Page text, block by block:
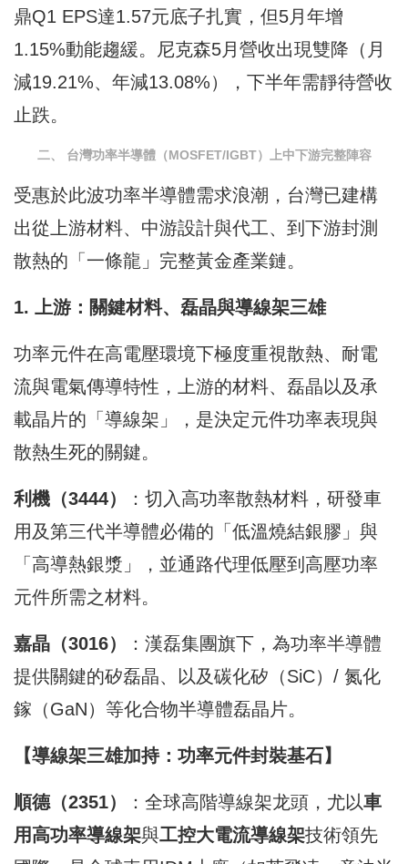
鼎Q1 EPS達1.57元底子扎實，但5月年增
1.15%動能趨緩。尼克森5月營收出現雙降（月
減19.21%、年減13.08%），下半年需靜待營收
止跌。
二、 台灣功率半導體（MOSFET/IGBT）上中下游完整陣容
受惠於此波功率半導體需求浪潮，台灣已建構
出從上游材料、中游設計與代工、到下游封測
散熱的「一條龍」完整黃金產業鏈。
1. 上游：關鍵材料、磊晶與導線架三雄
功率元件在高電壓環境下極度重視散熱、耐電
流與電氣傳導特性，上游的材料、磊晶以及承
載晶片的「導線架」，是決定元件功率表現與
散熱生死的關鍵。
利機（3444）
：切入高功率散熱材料，研發車
用及第三代半導體必備的「低溫燒結銀膠」與
「高導熱銀漿」，並通路代理低壓到高壓功率
元件所需之材料。
嘉晶（3016）
：漢磊集團旗下，為功率半導體
提供關鍵的矽磊晶、以及碳化矽（SiC）/ 氮化
鎵（GaN）等化合物半導體磊晶片。
【導線架三雄加持：功率元件封裝基石】
順德（2351） ：全球高階導線架龙頭，尤以車
用高功率導線架與工控大電流導線架技術領先